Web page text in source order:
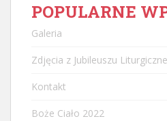
POPULARNE
Galeria
Zdjęcia z Jubileuszu
Kontakt
Boże Ciało 2022